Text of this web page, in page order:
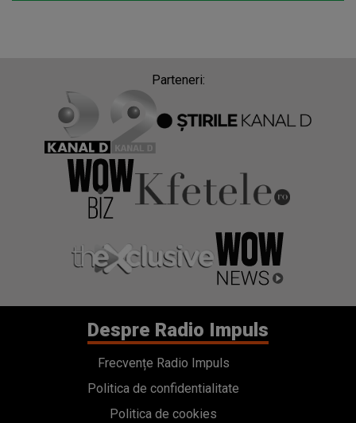
Parteneri:
Despre Radio Impuls
Frecvențe Radio Impuls
Politica de confidentialitate
Politica de cookies